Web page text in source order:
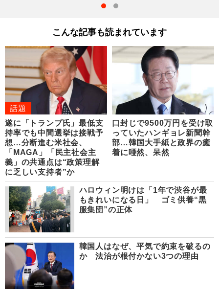
こんな記事も読まれています
話題
遂に「トランプ氏」最低支
持率でも中間選挙は接戦予
想…分断進む米社会、
「MAGA」「民主社会主
義」の共通点は“政策理解
に乏しい支持者”か
口封じで9500万円を受け取
っていたハンギョレ新聞幹
部…韓国大手紙と政界の癒
着に唖然、呆然
ハロウィン明けは「1年で渋谷が最
もきれいになる日」 ゴミ供養“黒
服集団”の正体
韓国人はなぜ、平気で約束を破るの
か 法治が根付かない3つの理由